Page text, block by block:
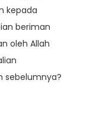
kepada
beriman
oleh Allah
sebelumnya?